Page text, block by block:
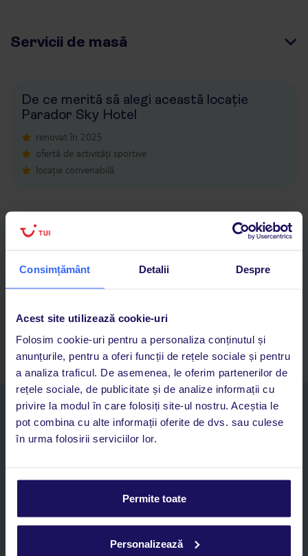
Consimțământ Detalii Despre
Acest site utilizează cookie-uri
Folosim cookie-uri pentru a personaliza conținutul și
anunțurile, pentru a oferi funcții de rețele sociale și pentru
a analiza traficul. De asemenea, le oferim partenerilor de
rețele sociale, de publicitate și de analize informații cu
privire la modul în care folosiți site-ul nostru. Aceștia le
pot combina cu alte informații oferite de dvs. sau culese
în urma folosirii serviciilor lor.
Permite toate
Personalizează
Servicii de masă
De ce merită să alegi această locație
Parador Sky Hotel
renovat în 2025
ofertă de activități sportive
locație convenabilă
Cauți rapid vacanțe și hoteluri din toată lumea
singură aplicație
Abonați-vă la newsletter
NUME SI PRENUME*
Romania SRL în scopuri de marketing, în cadrul și în scopul
„Informații privind prelucrarea datelor cu caracter